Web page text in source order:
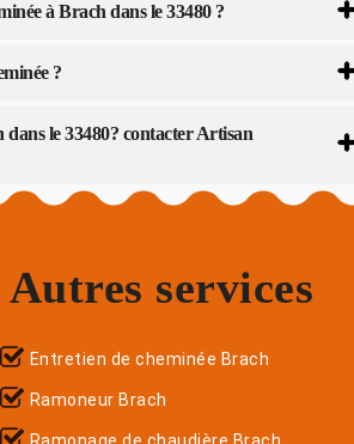
à Brach dans le 33480 ?
?
le 33480? contacter Artisan
Autres services
Entretien de cheminée Brach
Ramoneur Brach